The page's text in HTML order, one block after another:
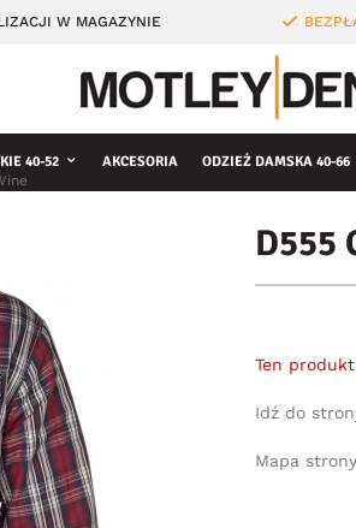
W MAGAZYNIE
40-52 AKCESORIA ODZIEŻ DAMSKA 40-66
D555
Ten
Idź do
Mapa